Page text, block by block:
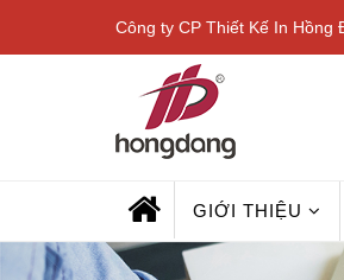
Công ty CP Thiết Kế In
GIỚI THIỆU